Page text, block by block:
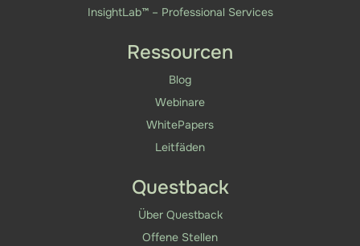
InsightLab™ – Professional Services
Ressourcen
Blog
Webinare
WhitePapers
Leitfäden
Questback
Über Questback
Offene Stellen